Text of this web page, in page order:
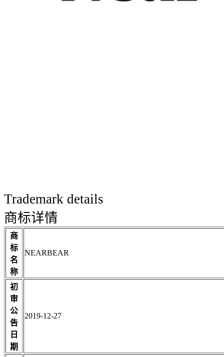
Trademark details
商标详情
商
标
名
称
NEARBEAR
初
审
公
告
日
期
2019-12-27